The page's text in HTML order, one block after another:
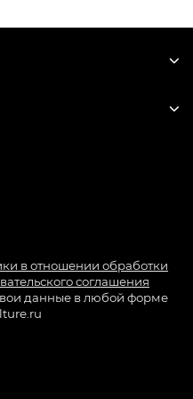
miHoYo
лицензионного
больших
голографической
в отношении обработки
соглашения
данные в любой форме